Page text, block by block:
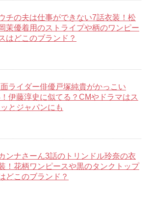
チの夫は仕事ができない7話衣装！松
茉優着用のストライプや柄のワンピー
はどこのブランド？
ライダー俳優戸塚純貴がかっこい
伊藤淳史に似てる？CMやドラマはス
とジャパンにも
ンナさーん3話のトリンドル玲奈の衣
！花柄ワンピースや黒のタンクトップ
どこのブランド？